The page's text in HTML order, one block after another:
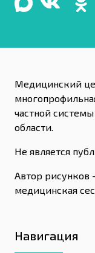
Медицинский
частной
области.
Не является
Автор рисунков
медицинская
Навигация